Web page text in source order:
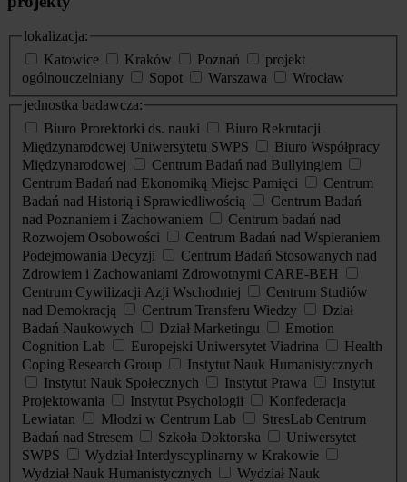
lokalizacja:
Katowice
Kraków Poznań
projekt
ogólnouczelniany
Sopot Warszawa
Wrocław
jednostka badawcza:
Biuro Prorektorki ds. nauki
Biuro Rekrutacji
Międzynarodowej Uniwersytetu SWPS
Biuro Współpracy
Międzynarodowej
Centrum Badań nad Bullyingiem
Centrum Badań nad Ekonomiką Miejsc Pamięci
Centrum
Badań nad Historią i Sprawiedliwością
Centrum Badań
nad Poznaniem i Zachowaniem
Centrum badań nad
Rozwojem Osobowości
Centrum Badań nad Wspieraniem
Podejmowania Decyzji
Centrum Badań Stosowanych nad
Zdrowiem i Zachowaniami Zdrowotnymi CARE-BEH
Centrum Cywilizacji Azji Wschodniej
Centrum Studiów
nad Demokracją
Centrum Transferu Wiedzy
Dział
Badań Naukowych
Dział Marketingu
Emotion
Cognition Lab
Europejski Uniwersytet Viadrina
Health
Coping Research Group
Instytut Nauk Humanistycznych
Instytut Nauk Społecznych
Instytut Prawa
Instytut
Projektowania
Instytut Psychologii
Konfederacja
Lewiatan
Młodzi w Centrum Lab
StresLab Centrum
Badań nad Stresem
Szkoła Doktorska
Uniwersytet
SWPS
Wydział Interdyscyplinarny w Krakowie
Wydział Nauk Humanistycznych
Wydział Nauk